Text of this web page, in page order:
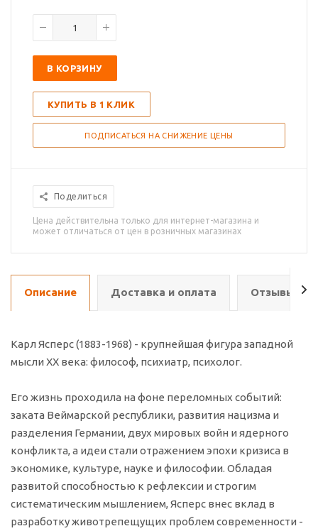
В КОРЗИНУ
КУПИТЬ В 1 КЛИК
ПОДПИСАТЬСЯ НА СНИЖЕНИЕ ЦЕНЫ
Поделиться
Цена действительна только для интернет-магазина и
может отличаться от цен в розничных магазинах
Описание Доставка и оплата Отзывы о
Карл Ясперс (1883-1968) - крупнейшая фигура западной
мысли XX века: философ, психиатр, психолог.
Его жизнь проходила на фоне переломных событий:
заката Веймарской республики, развития нацизма и
разделения Германии, двух мировых войн и ядерного
конфликта, а идеи стали отражением эпохи кризиса в
экономике, культуре, науке и философии. Обладая
развитой способностью к рефлексии и строгим
систематическим мышлением, Ясперс внес вклад в
разработку животрепещущих проблем современности -